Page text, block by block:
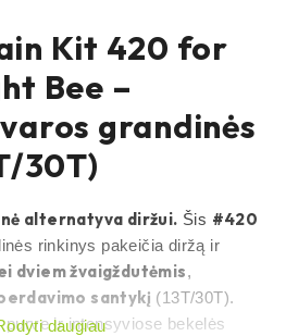
Kit 420 for
Bee –
grandinės
30T)
alternatyva diržui. Šis #420
rinkinys pakeičia diržą ir
dviem žvaigždutėmis,
santykį (13T/30T).
ir intensyviose bekelės
daugiau